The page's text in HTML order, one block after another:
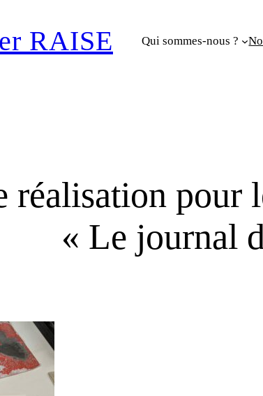
RAISE Qui sommes-nous ?
réalisation pour
« Le journal